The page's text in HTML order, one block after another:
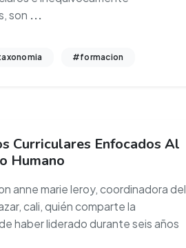
son ...
#formacion
Curriculares Enfocados Al
Humano
anne marie leroy, coordinadora del
cali, quién comparte la
haber liderado durante seis años